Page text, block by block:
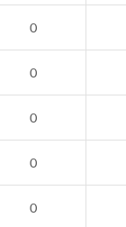
0
0
0
0
0